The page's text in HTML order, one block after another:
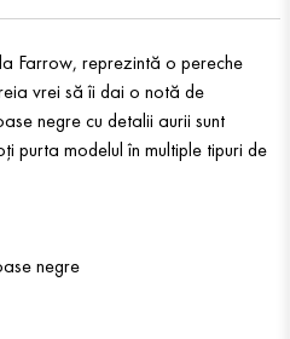
Farrow, reprezintă o pereche
vrei să îi dai o notă de
negre cu detalii aurii sunt
purta modelul în multiple tipuri de
negre